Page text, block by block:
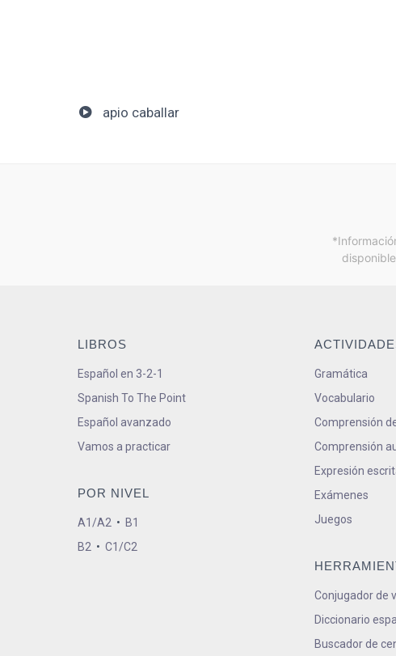
apio caballar
LIBROS
Español en 3-2-1
Spanish To The Point
Español avanzado
Vamos a practicar
POR NIVEL
A1/A2 • B1
B2 • C1/C2
Gramática
Vocabulario
Comprensión
Comprensión
Expresión
Exámenes
Juegos
Conjugador de
Diccionario
Buscador de